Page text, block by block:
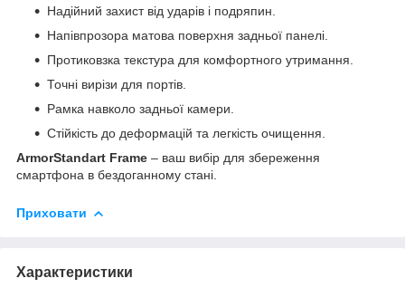
Надійний захист від ударів і подряпин.
Напівпрозора матова поверхня задньої панелі.
Протиковзка текстура для комфортного утримання.
Точні вирізи для портів.
Рамка навколо задньої камери.
Стійкість до деформацій та легкість очищення.
ArmorStandart Frame – ваш вибір для збереження
смартфона в бездоганному стані.
Приховати
Характеристики